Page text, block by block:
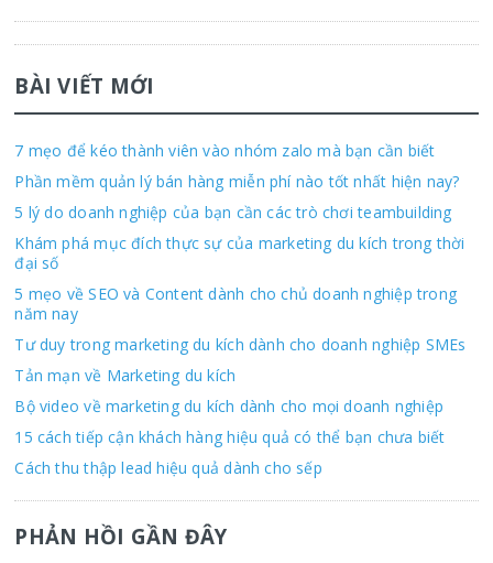
BÀI VIẾT MỚI
7 mẹo để kéo thành viên vào nhóm zalo mà bạn cần biết
Phần mềm quản lý bán hàng miễn phí nào tốt nhất hiện nay?
5 lý do doanh nghiệp của bạn cần các trò chơi teambuilding
Khám phá mục đích thực sự của marketing du kích trong thời
đại số
5 mẹo về SEO và Content dành cho chủ doanh nghiệp trong
năm nay
Tư duy trong marketing du kích dành cho doanh nghiệp SMEs
Tản mạn về Marketing du kích
Bộ video về marketing du kích dành cho mọi doanh nghiệp
15 cách tiếp cận khách hàng hiệu quả có thể bạn chưa biết
Cách thu thập lead hiệu quả dành cho sếp
PHẢN HỒI GẦN ĐÂY